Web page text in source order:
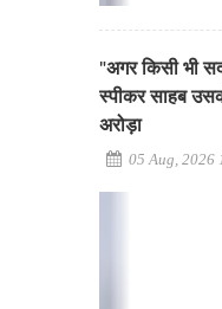
"अगर किसी भी
स्पीकर साहब
अरोड़ा
05 Aug, 2026